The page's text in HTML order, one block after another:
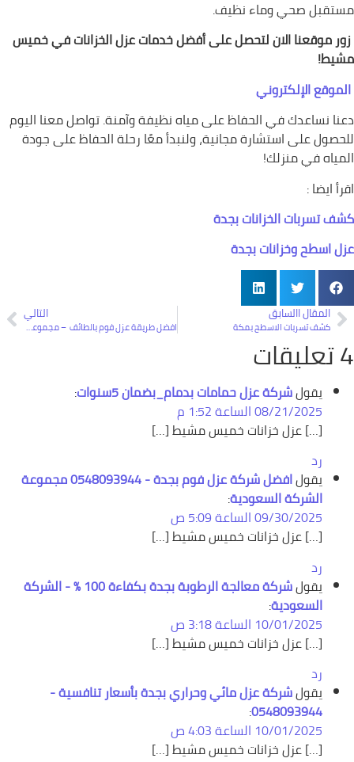
مستقبل صحي وماء نظيف.
زور موقعنا الان لتحصل على أفضل خدمات عزل الخزانات في خميس
مشيط!
الموقع الإلكتروني
دعنا نساعدك في الحفاظ على مياه نظيفة وآمنة. تواصل معنا اليوم
للحصول على استشارة مجانية، ولنبدأ معًا رحلة الحفاظ على جودة
المياه في منزلك!
اقرأ ايضا :
كشف تسربات الخزانات بجدة
عزل اسطح وخزانات بجدة
المقال االسابق
كشف تسربات الاسطح بمكة
التالي
افضل طريقة عزل فوم بالطائف – مجموعة الشركة السعودية
4 تعليقات
يقولشركة عزل حمامات بدمام_بضمان 5سنوات
:
08/21/2025 الساعة 1:52 م
[…] عزل خزانات خميس مشيط […]
رد
يقول
افضل شركة عزل فوم بجدة - 0548093944 مجموعة
الشركة السعودية:
09/30/2025 الساعة 5:09 ص
[…] عزل خزانات خميس مشيط […]
رد
يقول
شركة معالجة الرطوبة بجدة بكفاءة 100 % - الشركة
السعودية:
10/01/2025 الساعة 3:18 ص
[…] عزل خزانات خميس مشيط […]
رد
يقولشركة عزل مائي وحراري بجدة بأسعار تنافسية -
0548093944
:
10/01/2025 الساعة 4:03 ص
[…] عزل خزانات خميس مشيط […]